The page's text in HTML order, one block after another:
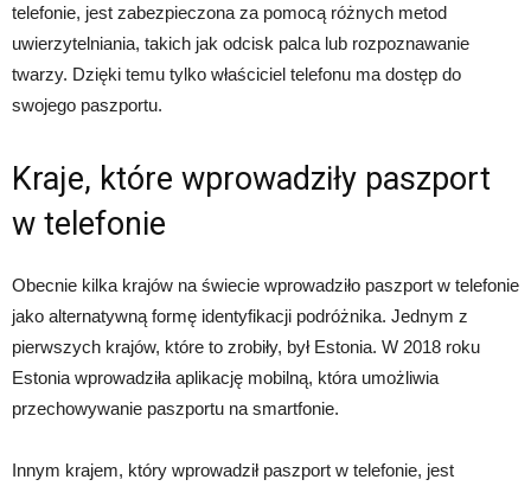
telefonie, jest zabezpieczona za pomocą różnych metod
uwierzytelniania, takich jak odcisk palca lub rozpoznawanie
twarzy. Dzięki temu tylko właściciel telefonu ma dostęp do
swojego paszportu.
Kraje, które wprowadziły paszport
w telefonie
Obecnie kilka krajów na świecie wprowadziło paszport w telefonie
jako alternatywną formę identyfikacji podróżnika. Jednym z
pierwszych krajów, które to zrobiły, był Estonia. W 2018 roku
Estonia wprowadziła aplikację mobilną, która umożliwia
przechowywanie paszportu na smartfonie.
Innym krajem, który wprowadził paszport w telefonie, jest